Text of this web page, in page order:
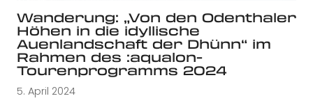
Wanderung: „Von den Odenthaler
Höhen in die idyllische
Auenlandschaft der Dhünn“ im
Rahmen des :aqualon-
Tourenprogramms 2024
5. April 2024